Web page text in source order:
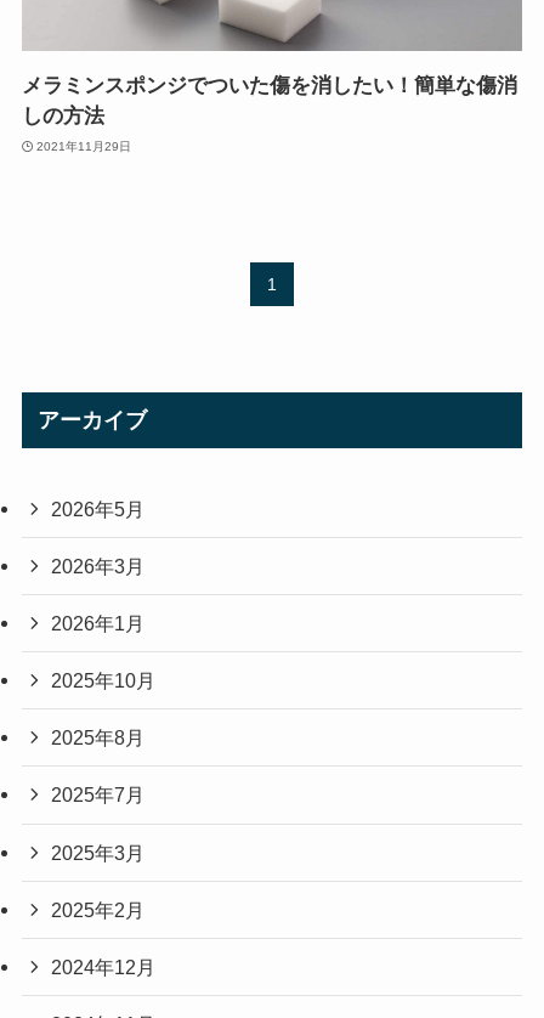
メラミンスポンジでついた傷を消したい！簡単な傷消
しの方法
2021年11月29日
1
アーカイブ
2026年5月
2026年3月
2026年1月
2025年10月
2025年8月
2025年7月
2025年3月
2025年2月
2024年12月